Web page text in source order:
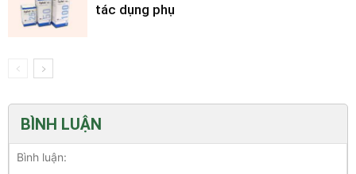
tác dụng phụ
BÌNH LUẬN